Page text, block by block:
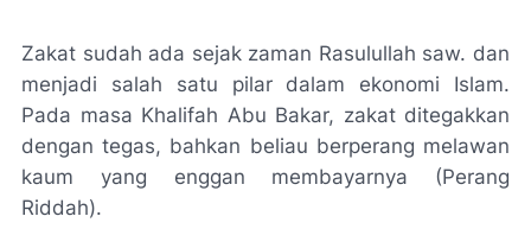
Zakat sudah ada sejak zaman Rasulullah saw. dan
menjadi salah satu pilar dalam ekonomi Islam.
Pada masa Khalifah Abu Bakar, zakat ditegakkan
dengan tegas, bahkan beliau berperang melawan
kaum yang enggan membayarnya (Perang
Riddah).